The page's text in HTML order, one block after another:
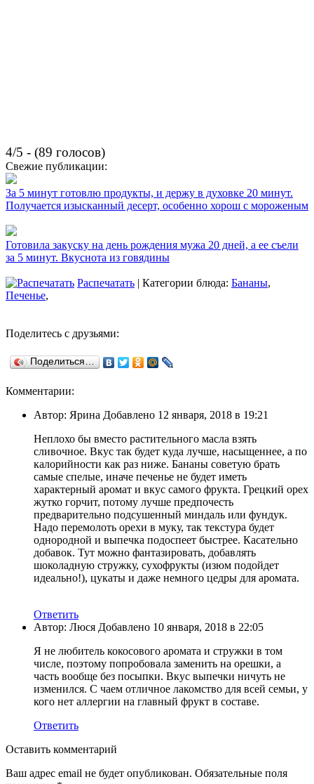
4/5 - (89 голосов)
Свежие публикации:
За 5 минут готовлю продукты, и держу в духовке 20 минут.
Получается изысканный десерт, особенно хорош с мороженым
Готовила закуску на день рождения мужа 20 дней, а ее съели
за 5 минут. Вкуснота из говядины
Распечатать | Категории блюда: Бананы,
Печенье,
Поделитесь с друзьями:
Поделиться…
Комментарии:
Автор: Ярина Добавлено 12 января, 2018 в 19:21
Неплохо бы вместо растительного масла взять
сливочное. Вкус так будет куда лучше, насыщеннее, а по
калорийности как раз ниже. Бананы советую брать
самые спелые, иначе печенье не будет иметь
характерный аромат и вкус самого фрукта. Грецкий орех
жутко горчит, потому лучше предпочесть
предварительно подсушенный миндаль или фундук.
Надо перемолоть орехи в муку, так текстура будет
однородной и выпечка подоспеет быстрее. Касательно
добавок. Тут можно фантазировать, добавлять
шоколадную стружку, сухофрукты (изюм подойдет
идеально!), цукаты и даже немного цедры для аромата.
Ответить
Автор: Люся Добавлено 10 января, 2018 в 22:05
Я не любитель кокосового аромата и стружки в том
числе, поэтому попробовала заменить на орешки, а
часть вообще без посыпки. Вкус выпечки ничуть не
изменился. С чаем отличное лакомство для всей семьи, у
кого нет аллергии на главный фрукт в составе.
Ответить
Оставить комментарий
Ваш адрес email не будет опубликован. Обязательные поля